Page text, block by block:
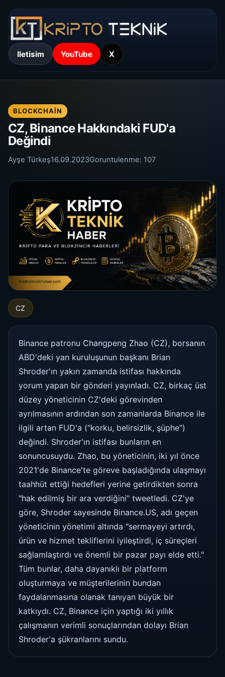
Iletisim YouTube X
BLOCKCHAIN
CZ, Binance Hakkındaki FUD'a
Değindi
Ayşe Türkeş16.09.2023Goruntulenme: 107
CZ
Binance patronu Changpeng Zhao (CZ), borsanın
ABD'deki yan kuruluşunun başkanı Brian
Shroder'ın yakın zamanda istifası hakkında
yorum yapan bir gönderi yayınladı. CZ, birkaç üst
düzey yöneticinin CZ'deki görevinden
ayrılmasının ardından son zamanlarda Binance ile
ilgili artan FUD'a ("korku, belirsizlik, şüphe")
değindi. Shroder'ın istifası bunların en
sonuncusuydu. Zhao, bu yöneticinin, iki yıl önce
2021'de Binance'te göreve başladığında ulaşmayı
taahhüt ettiği hedefleri yerine getirdikten sonra
"hak edilmiş bir ara verdiğini" tweetledi. CZ'ye
göre, Shroder sayesinde Binance.US, adı geçen
yöneticinin yönetimi altında "sermayeyi artırdı,
ürün ve hizmet tekliflerini iyileştirdi, iç süreçleri
sağlamlaştırdı ve önemli bir pazar payı elde etti."
Tüm bunlar, daha dayanıklı bir platform
oluşturmaya ve müşterilerinin bundan
faydalanmasına olanak tanıyan büyük bir
katkıydı. CZ, Binance için yaptığı iki yıllık
çalışmanın verimli sonuçlarından dolayı Brian
Shroder'a şükranlarını sundu.